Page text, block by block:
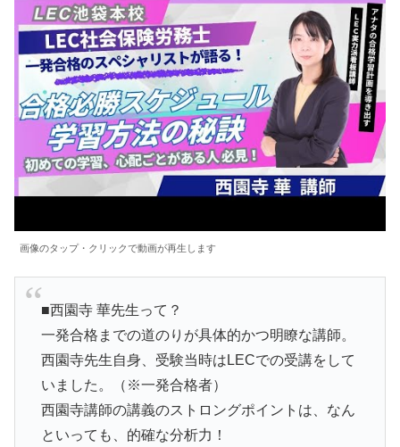
画像のタップ・クリックで動画が再生します
■西園寺 華先生って？
一発合格までの道のりが具体的かつ明瞭な講師。
西園寺先生自身、受験当時はLECでの受講をして
いました。（※一発合格者）
西園寺講師の講義のストロングポイントは、なん
といっても、的確な分析力！